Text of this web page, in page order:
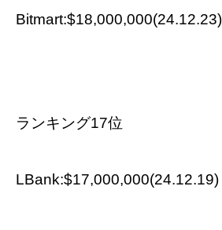
Bitmart:$18,000,000(24.12.23)
ランキング17位
LBank:$17,000,000(24.12.19)